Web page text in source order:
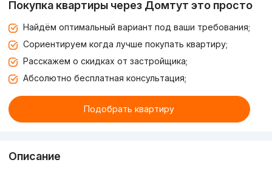
Покупка квартиры через Домтут это просто
Найдём оптимальный вариант под ваши требования;
Сориентируем когда лучше покупать квартиру;
Расскажем о скидках от застройщика;
Абсолютно бесплатная консультация;
Подобрать квартиру
Описание